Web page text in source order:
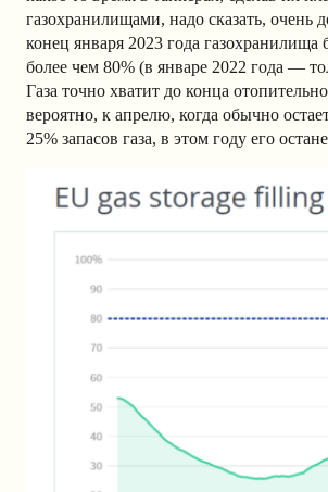
газохранилищами, надо сказать, очень
конец января 2023 года
более чем 80% (в январе 2022 года —
Газа точно хватит до конца
вероятно, к апрелю, когда обычно
25% запасов газа, в этом году его